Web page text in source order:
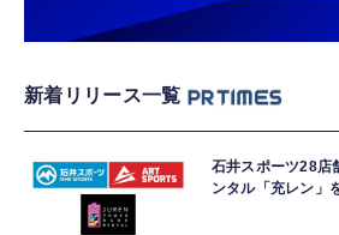
新着リリース一覧
石井スポーツ28店
ンタル「充レン」